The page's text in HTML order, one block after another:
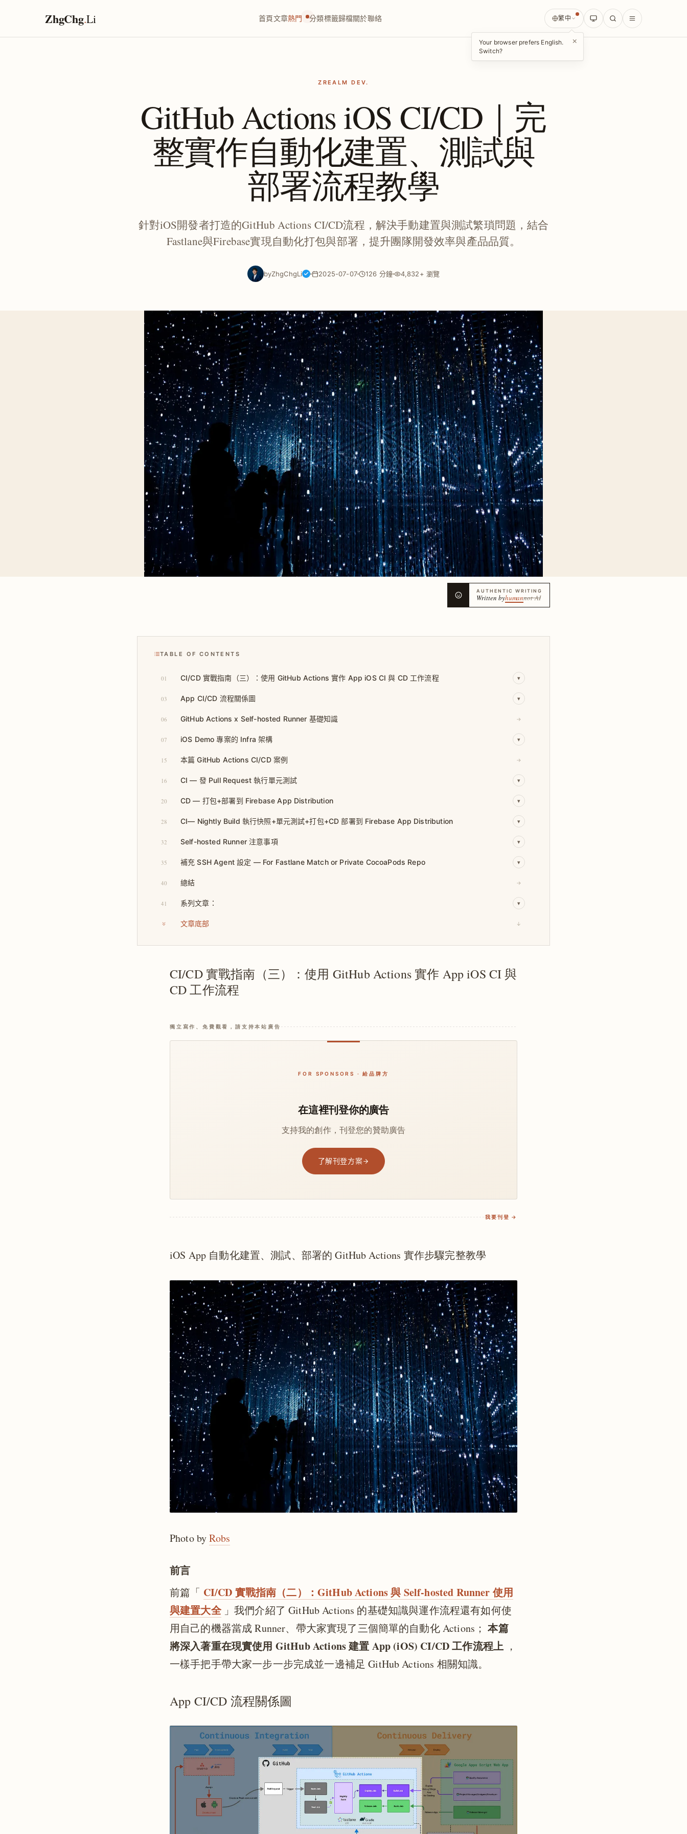
ZhgChg.Li 首頁文章熱門 分類標籤歸檔關於聯絡 繁中
Your browser prefers English.
Switch?
×
ZREALM DEV.
GitHub Actions iOS CI/CD｜完
整實作自動化建置、測試與
部署流程教學
針對iOS開發者打造的GitHub Actions CI/CD流程，解決手動建置與測試繁瑣問題，結合
Fastlane與Firebase實現自動化打包與部署，提升團隊開發效率與產品品質。
byZhgChgLi 2025-07-07 126 分鐘 4,832+ 瀏覽
AUTHENTIC WRITING
Written byhumannot AI
TABLE OF CONTENTS
01 CI/CD 實戰指南（三）：使用 GitHub Actions 實作 App iOS CI 與 CD 工作流程 ▾
03 App CI/CD 流程關係圖 ▾
06 GitHub Actions x Self-hosted Runner 基礎知識 →
07 iOS Demo 專案的 Infra 架構 ▾
15 本篇 GitHub Actions CI/CD 案例 →
16 CI — 發 Pull Request 執行單元測試 ▾
20 CD — 打包+部署到 Firebase App Distribution ▾
28 CI— Nightly Build 執行快照+單元測試+打包+CD 部署到 Firebase App Distribution ▾
32 Self-hosted Runner 注意事項 ▾
35 補充 SSH Agent 設定 — For Fastlane Match or Private CocoaPods Repo ▾
40 總結 →
41 系列文章： ▾
文章底部 ↓
CI/CD 實戰指南（三）：使用 GitHub Actions 實作 App iOS CI 與
CD 工作流程
獨立寫作、免費觀看，請支持本站廣告
FOR SPONSORS · 給品牌方
在這裡刊登你的廣告
支持我的創作，刊登您的贊助廣告
了解刊登方案
我要刊登 →
iOS App 自動化建置、測試、部署的 GitHub Actions 實作步驟完整教學
Photo byRobs
前言
前篇「 CI/CD 實戰指南（二）：GitHub Actions 與 Self-hosted Runner 使用
與建置大全」我們介紹了 GitHub Actions 的基礎知識與運作流程還有如何使
用自己的機器當成 Runner、帶大家實現了三個簡單的自動化 Actions；本篇
將深入著重在現實使用 GitHub Actions 建置 App (iOS) CI/CD 工作流程上 ，
一樣手把手帶大家一步一步完成並一邊補足 GitHub Actions 相關知識。
App CI/CD 流程關係圖